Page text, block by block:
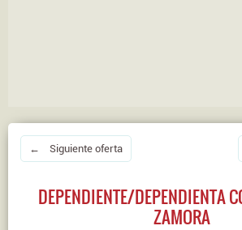
← Siguiente oferta
DEPENDIENTE/DEPENDIENTA
ZAMORA